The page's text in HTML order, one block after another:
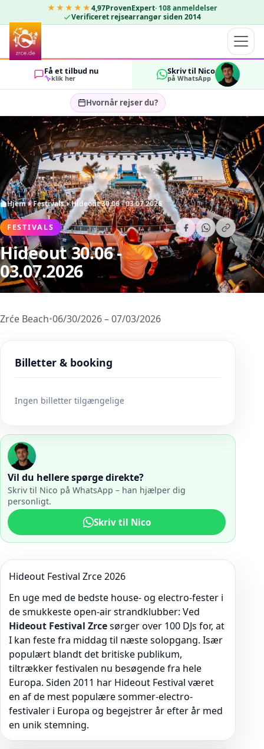
★★★★★4,97ProvenExpert· 108 anmeldelser
Verificeret rejsearrangør siden 2014
Få et tilbud nu
klik her
Skriv til Nico
på WhatsApp
Hvornår rejser du?
Vælg rejsedatoer…
GÆSTER
2 OK
Hjem Festivals Hideout 30.06 - 03.07.2026
FESTIVALS
Hideout 30.06 -
03.07.2026
Zrće Beach•06/30/2026 – 07/03/2026
Billetter & booking
Ingen billetter tilgængelige
Vil du hellere spørge direkte?
Skriv til Nico på WhatsApp – han hjælper dig
personligt.
Skriv til Nico
Hideout Festival Zrce 2026
En uge med de bedste house- og electro-fester i
de smukkeste open-air strandklubber: Ved
Hideout Festival Zrcesørger over 100 DJs for, at
I kan feste fra middag til næste solopgang. Især
populært blandt det britiske publikum,
tiltrækker festivalen nu besøgende fra hele
Europa. Siden 2011 har Hideout Festival været
en af de mest populære sommer-electro-
festivaler i Europa og begejstrer år efter år med
en unik stemning.